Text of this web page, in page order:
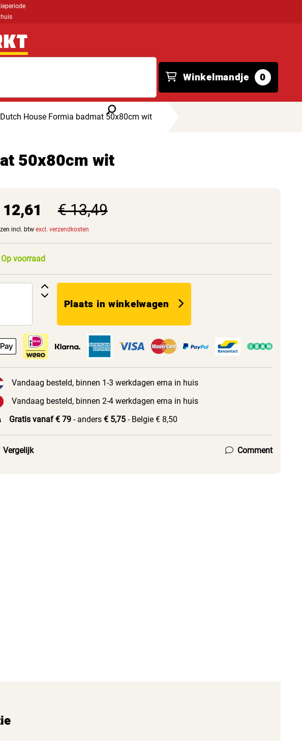
Winkelmandje 0
Dutch House Formia badmat 50x80cm wit
50x80cm wit
€ 13,49
incl. btw excl. verzendkosten
voorraad
Plaats in winkelwagen
Vandaag besteld, binnen 1-3 werkdagen erna in huis
Vandaag besteld, binnen 2-4 werkdagen erna in huis
Gratis vanaf € 79- anders € 5,75- Belgie € 8,50
Vergelijk Comment